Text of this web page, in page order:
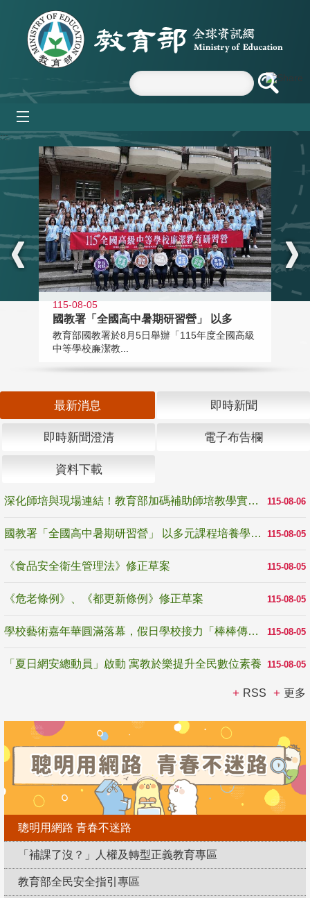
跳到主要內容區塊
:::
115-08-05
國教署「全國高中暑期研習營」 以多
教育部國教署於8月5日舉辦「115年度全國高級
中等學校廉潔教...
最新消息 即時新聞
即時新聞澄清 電子布告欄
資料下載
115-08-06
深化師培與現場連結！教育部加碼補助師培教學實踐研究 10月師培國際研討會交流教學實踐經驗
115-08-05
國教署「全國高中暑期研習營」 以多元課程培養學生瞭解誠信專業與倫理價值
115-08-05
《食品安全衛生管理法》修正草案
115-08-05
《危老條例》、《都更新條例》修正草案
115-08-05
學校藝術嘉年華圓滿落幕，假日學校接力「棒棒傳美感」
115-08-05
「夏日網安總動員」啟動 寓教於樂提升全民數位素養
RSS 更多
聰明用網路 青春不迷路
「補課了沒？」人權及轉型正義教育專區
教育部全民安全指引專區